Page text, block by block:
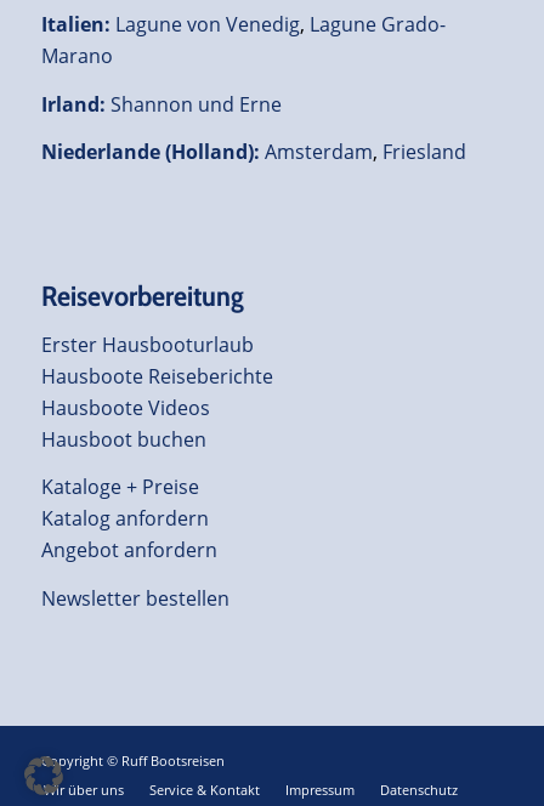
Italien: Lagune von Venedig, Lagune Grado-
Marano
Irland: Shannon und Erne
Niederlande (Holland): Amsterdam, Friesland
Reisevorbereitung
Erster Hausbooturlaub
Hausboote Reiseberichte
Hausboote Videos
Hausboot buchen
Kataloge + Preise
Katalog anfordern
Angebot anfordern
Newsletter bestellen
Copyright © Ruff Bootsreisen
Wir über uns
Service & Kontakt Impressum Datenschutz